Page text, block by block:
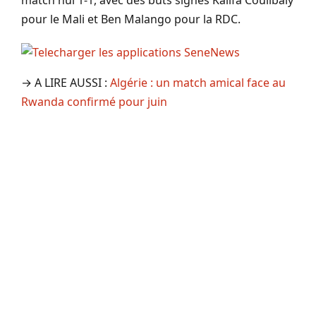
pour le Mali et Ben Malango pour la RDC.
→ A LIRE AUSSI : Algérie : un match amical face au
Rwanda confirmé pour juin